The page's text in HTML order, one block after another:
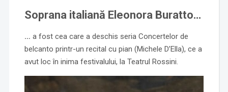
Soprana italiană Eleonora Buratto…
… a fost cea care a deschis seria Concertelor de
belcanto printr-un recital cu pian (Michele D’Ella), ce a
avut loc în inima festivalului, la Teatrul Rossini.